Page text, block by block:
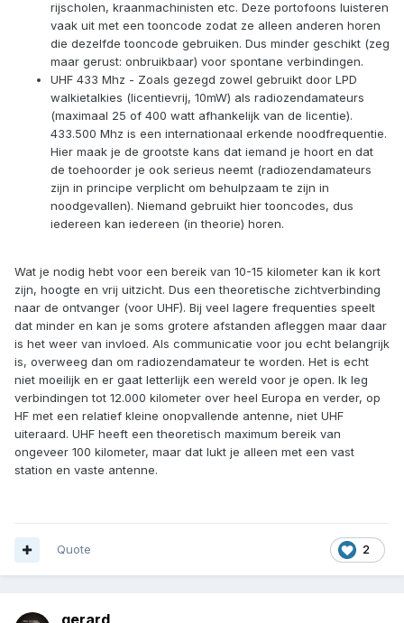
rijscholen, kraanmachinisten etc. Deze portofoons luisteren
vaak uit met een tooncode zodat ze alleen anderen horen
die dezelfde tooncode gebruiken. Dus minder geschikt (zeg
maar gerust: onbruikbaar) voor spontane verbindingen.
UHF 433 Mhz - Zoals gezegd zowel gebruikt door LPD
walkietalkies (licentievrij, 10mW) als radiozendamateurs
(maximaal 25 of 400 watt afhankelijk van de licentie).
433.500 Mhz is een internationaal erkende noodfrequentie.
Hier maak je de grootste kans dat iemand je hoort en dat
de toehoorder je ook serieus neemt (radiozendamateurs
zijn in principe verplicht om behulpzaam te zijn in
noodgevallen). Niemand gebruikt hier tooncodes, dus
iedereen kan iedereen (in theorie) horen.
Wat je nodig hebt voor een bereik van 10-15 kilometer kan ik kort
zijn, hoogte en vrij uitzicht. Dus een theoretische zichtverbinding
naar de ontvanger (voor UHF). Bij veel lagere frequenties speelt
dat minder en kan je soms grotere afstanden afleggen maar daar
is het weer van invloed. Als communicatie voor jou echt belangrijk
is, overweeg dan om radiozendamateur te worden. Het is echt
niet moeilijk en er gaat letterlijk een wereld voor je open. Ik leg
verbindingen tot 12.000 kilometer over heel Europa en verder, op
HF met een relatief kleine onopvallende antenne, niet UHF
uiteraard. UHF heeft een theoretisch maximum bereik van
ongeveer 100 kilometer, maar dat lukt je alleen met een vast
station en vaste antenne.
2
Quote